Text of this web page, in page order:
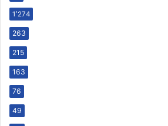
1٬274
263
215
163
76
49